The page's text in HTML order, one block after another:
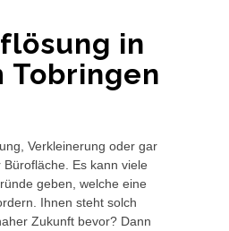
in
Tobringen
Verkleinerung oder gar
Es kann viele
geben, welche eine
Ihnen steht solch
Zukunft bevor? Dann